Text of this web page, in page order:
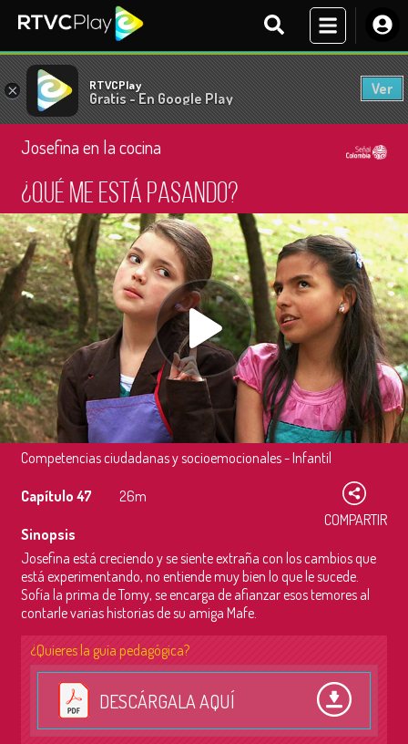
× RTVCPlay
Gratis - En Google Play
Ver
Josefina en la cocina
¿Qué me está pasando?
Competencias ciudadanas y socioemocionales - Infantil
Capítulo 47
26m
COMPARTIR
Sinopsis
Josefina está creciendo y se siente extraña con los cambios que
está experimentando, no entiende muy bien lo que le sucede.
Sofía la prima de Tomy, se encarga de afianzar esos temores al
contarle varias historias de su amiga Mafe.
¿Quieres la guía pedagógica?
DESCÁRGALA AQUÍ